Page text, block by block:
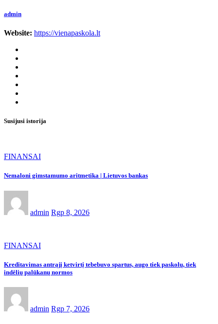
admin
Website: https://vienapaskola.lt
Susijusi istorija
FINANSAI
Nemaloni gimstamumo aritmetika | Lietuvos bankas
admin Rgp 8, 2026
FINANSAI
Kreditavimas antrąjį ketvirtį tebebuvo spartus, augo tiek paskolų, tiek
indėlių palūkanų normos
admin Rgp 7, 2026